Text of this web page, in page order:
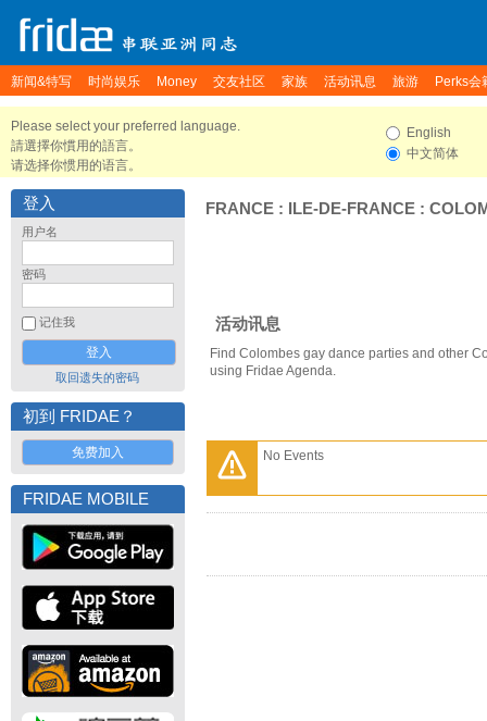
新闻&特写 时尚娱乐 Money 交友社区 家族 活动讯息 旅游 Perks会
Please select your preferred language.
請選擇你慣用的語言。
请选择你惯用的语言。
English
中文简体
登入
用户名
密码
记住我
取回遗失的密码
初到 FRIDAE？
免费加入
FRIDAE MOBILE
FRANCE : ILE-DE-FRANCE :
活动讯息
Find Colombes gay dance parties and other
using Fridae Agenda.
No Events